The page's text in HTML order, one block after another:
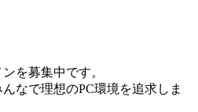
ンを募集中です。
なで理想のPC環境を追求しま